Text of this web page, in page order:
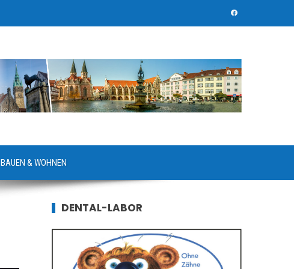
BAUEN & WOHNEN
DENTAL-LABOR